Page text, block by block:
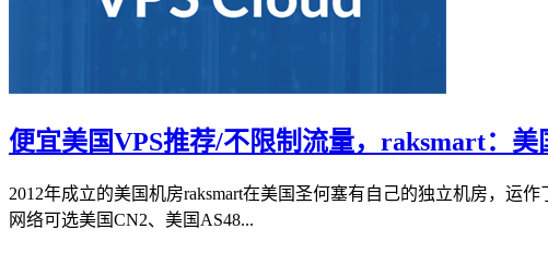
便宜美国VPS推荐/不限制流量，raksmart：
2012年成立的美国机房raksmart在美国圣何塞有自己的独立机房，运
网络可选美国CN2、美国AS48...